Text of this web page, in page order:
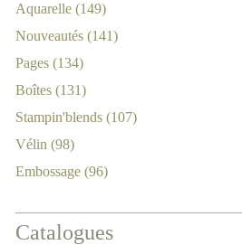
Aquarelle (149)
Nouveautés (141)
Pages (134)
Boîtes (131)
Stampin'blends (107)
Vélin (98)
Embossage (96)
Catalogues